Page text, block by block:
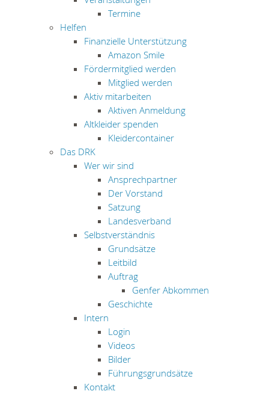
Termine
Helfen
Finanzielle Unterstützung
Amazon Smile
Fördermitglied werden
Mitglied werden
Aktiv mitarbeiten
Aktiven Anmeldung
Altkleider spenden
Kleidercontainer
Das DRK
Wer wir sind
Ansprechpartner
Der Vorstand
Satzung
Landesverband
Selbstverständnis
Grundsätze
Leitbild
Auftrag
Genfer Abkommen
Geschichte
Intern
Login
Videos
Bilder
Führungsgrundsätze
Kontakt